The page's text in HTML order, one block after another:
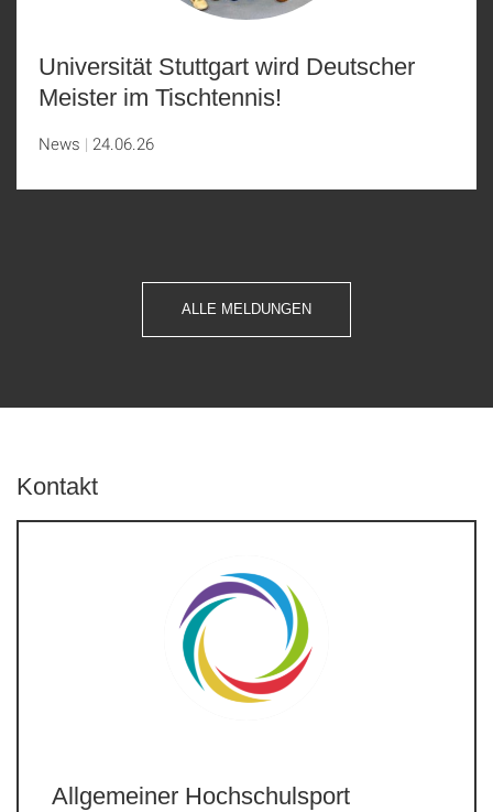
Universität Stuttgart wird Deutscher
Meister im Tischtennis!
News 24.06.26
ALLE MELDUNGEN
Kontakt
Allgemeiner Hochschulsport